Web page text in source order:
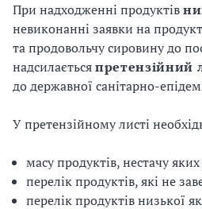
При надходженні продуктів
невиконанні заявки на
та продовольчу сировину до
надсилаєтьсяпретензійний
до державної санітарно-
У претензійному листі
масу продуктів, нестачу
перелік продуктів, які не
перелік продуктів низької